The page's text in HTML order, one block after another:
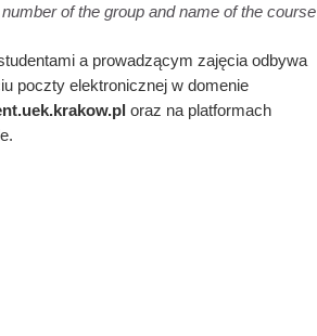
of the group and name of the course
a prowadzącym zajęcia odbywa
poczty elektronicznej w domenie
uek.krakow.pl oraz na platformach